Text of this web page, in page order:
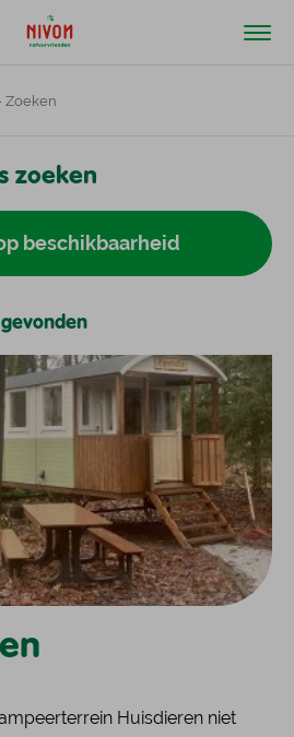
Zoeken
zoeken
beschikbaarheid
Huisdieren niet